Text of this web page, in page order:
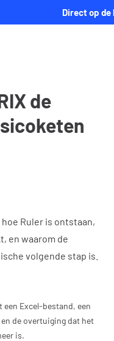
Direct op
de
Ruler is ontstaan,
en waarom de
volgende stap is.
een Excel-bestand, een
de overtuiging dat het
is.